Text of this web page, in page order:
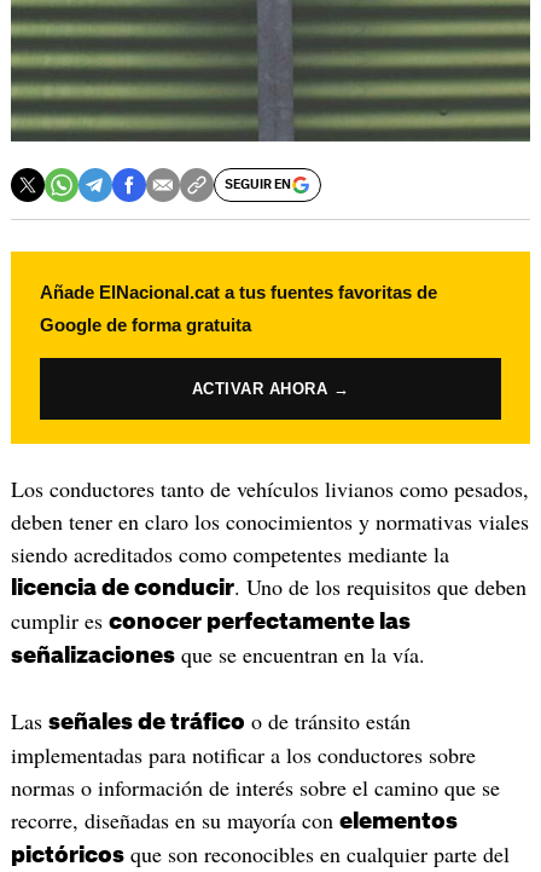
SEGUIR EN
Añade ElNacional.cat a tus fuentes favoritas de
Google de forma gratuita
ACTIVAR AHORA →
Los conductores tanto de vehículos livianos como pesados,
deben tener en claro los conocimientos y normativas viales
siendo acreditados como competentes mediante la
licencia de conducir. Uno de los requisitos que deben
cumplir es conocer perfectamente las
señalizacionesque se encuentran en la vía.
Las señales de tráfico o de tránsito están
implementadas para notificar a los conductores sobre
normas o información de interés sobre el camino que se
recorre, diseñadas en su mayoría con elementos
pictóricosque son reconocibles en cualquier parte del